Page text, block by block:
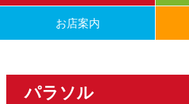
お店案内
パラソル